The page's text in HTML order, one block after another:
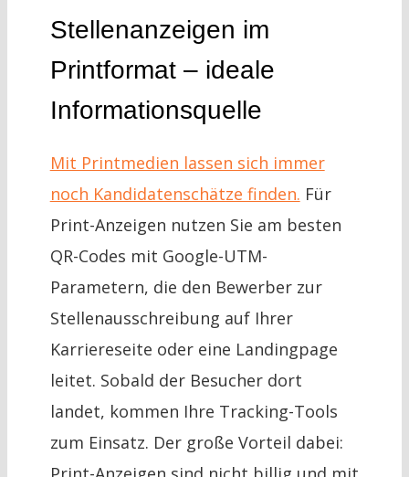
Stellenanzeigen im
Printformat – ideale
Informationsquelle
Mit Printmedien lassen sich immer
noch Kandidatenschätze finden. Für
Print-Anzeigen nutzen Sie am besten
QR-Codes mit Google-UTM-
Parametern, die den Bewerber zur
Stellenausschreibung auf Ihrer
Karriereseite oder eine Landingpage
leitet. Sobald der Besucher dort
landet, kommen Ihre Tracking-Tools
zum Einsatz. Der große Vorteil dabei: